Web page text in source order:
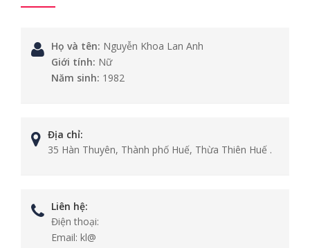
Họ và tên: Nguyễn Khoa Lan Anh
Giới tính: Nữ
Năm sinh: 1982
Địa chỉ:
35 Hàn Thuyên, Thành phố Huế, Thừa Thiên Huế .
Liên hệ:
Điện thoại:
Email: kl@